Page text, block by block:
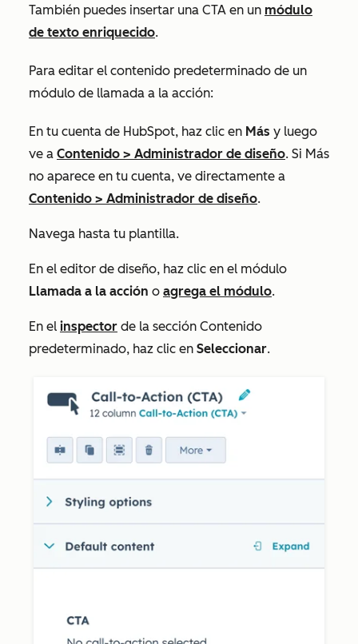
También puedes insertar una CTA en un módulo
de texto enriquecido.
Para editar el contenido predeterminado de un
módulo de llamada a la acción:
En tu cuenta de HubSpot, haz clic en Más y luego
ve a Contenido > Administrador de diseño. Si Más
no aparece en tu cuenta, ve directamente a
Contenido > Administrador de diseño.
Navega hasta tu plantilla.
En el editor de diseño, haz clic en el módulo
Llamada a la acción o agrega el módulo.
En el inspector de la sección Contenido
predeterminado, haz clic en Seleccionar.